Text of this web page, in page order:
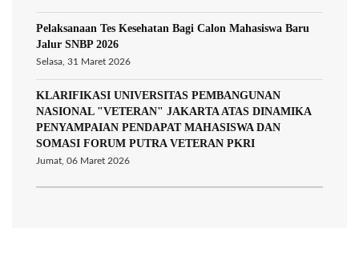
Pelaksanaan Tes Kesehatan Bagi Calon Mahasiswa Baru
Jalur SNBP 2026
Selasa, 31 Maret 2026
KLARIFIKASI UNIVERSITAS PEMBANGUNAN
NASIONAL "VETERAN" JAKARTA ATAS DINAMIKA
PENYAMPAIAN PENDAPAT MAHASISWA DAN
SOMASI FORUM PUTRA VETERAN PKRI
Jumat, 06 Maret 2026